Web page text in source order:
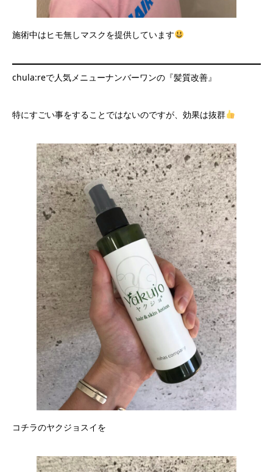
施術中はヒモ無しマスクを提供しています
chula:reで人気メニューナンバーワンの『髪質改善』
特にすごい事をすることではないのですが、効果は抜群
コチラのヤクジョスイを